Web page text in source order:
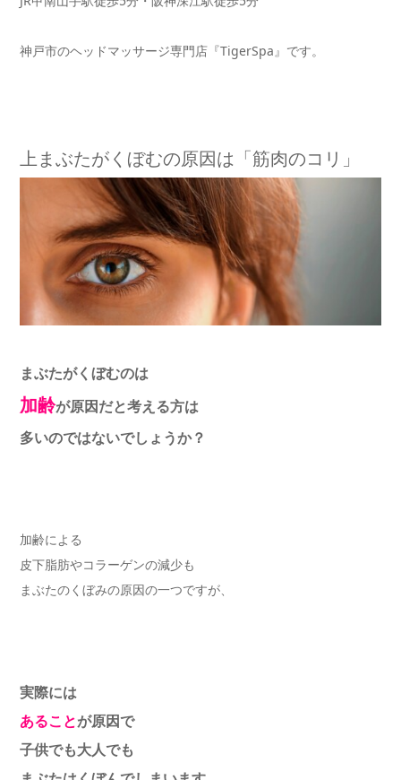
神戸市のヘッドマッサージ専門店『TigerSpa』です。
上まぶたがくぼむの原因は「筋肉のコリ」
まぶたがくぼむのは
加齢が原因だと考える方は
多いのではないでしょうか？
加齢による
皮下脂肪やコラーゲンの減少も
まぶたのくぼみの原因の一つですが、
実際には
あることが原因で
子供でも大人でも